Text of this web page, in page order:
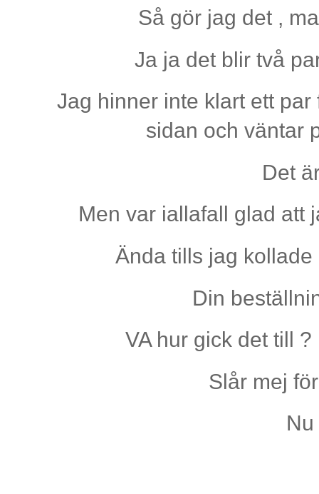
Så gör jag det ,
Ja ja det blir två
Jag hinner inte klart ett
sidan och väntar
Det
Men var iallafall glad att
Ända tills jag
Din
VA hur gick det till
Slår mej